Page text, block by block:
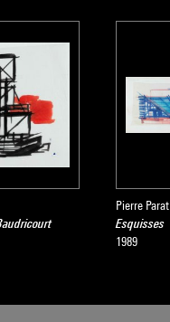
Pierre Parat
Esquisses
1989